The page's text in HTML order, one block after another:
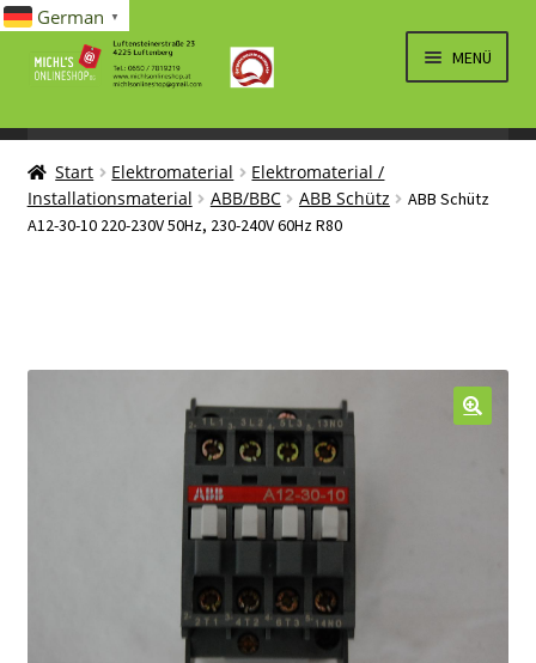
Navigation
Inhalt
MENÜ
SPIELWAREN/BAUSÄTZE
ÖFFNEN
ELEKTRO
ÖFFNEN
LÜFTUNG, HEIZUNG, KLIMA
ÖFFNEN
Start Elektromaterial
Elektromaterial /
Installationsmaterial
ABB/BBC ABB Schütz
ABB Schütz
A12-30-10 220-230V 50Hz, 230-240V 60Hz R80
German ▼